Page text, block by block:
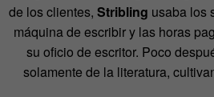
de los clientes, Stribling usaba los
máquina de escribir y las horas
su oficio de escritor. Poco
solamente de la literatura,